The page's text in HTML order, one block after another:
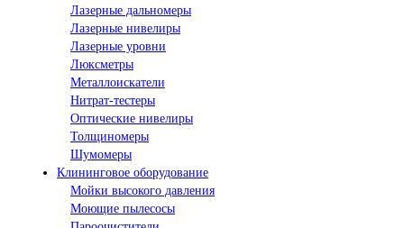
Лазерные дальномеры
Лазерные нивелиры
Лазерные уровни
Люксметры
Металлоискатели
Нитрат-тестеры
Оптические нивелиры
Толщиномеры
Шумомеры
Клининговое оборудование
Мойки высокого давления
Моющие пылесосы